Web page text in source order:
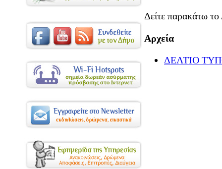
Δείτε παρακάτω
Αρχεία
ΔΕΛΤΙΟ